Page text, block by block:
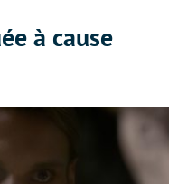
à cause